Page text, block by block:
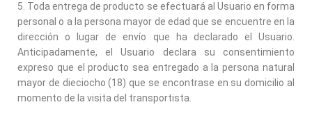
5. Toda entrega de producto se efectuará al Usuario en forma
personal o a la persona mayor de edad que se encuentre en la
dirección o lugar de envío que ha declarado el Usuario.
Anticipadamente, el Usuario declara su consentimiento
expreso que el producto sea entregado a la persona natural
mayor de dieciocho (18) que se encontrase en su domicilio al
momento de la visita del transportista.